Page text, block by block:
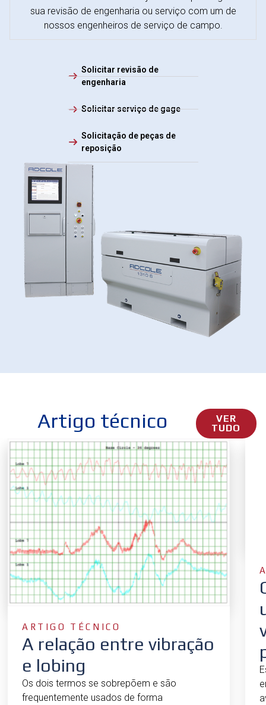
sua revisão de engenharia ou serviço com um de
nossos engenheiros de serviço de campo.
Solicitar revisão de
engenharia
Solicitar serviço de gage
Solicitação de peças de
reposição
Artigo técnico
VER
TUDO
ARTIGO TÉCNICO
A relação entre vibração
e lobing
Os dois termos se sobrepõem e são
frequentemente usados de forma